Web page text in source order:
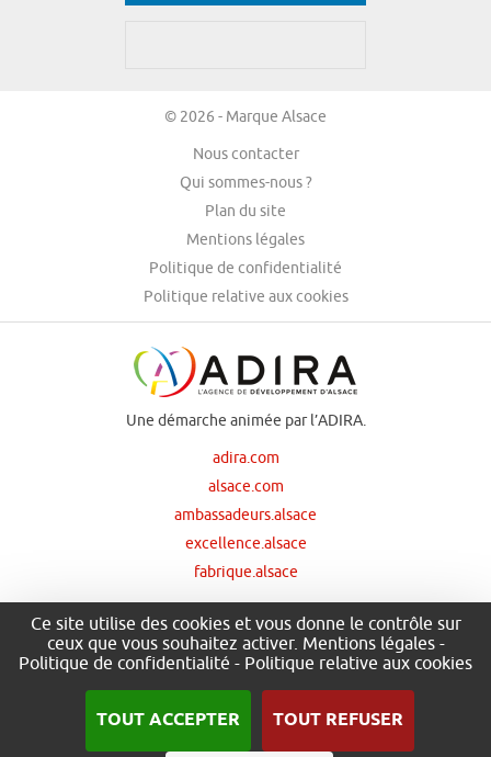
© 2026 - Marque Alsace
Nous contacter
Qui sommes-nous ?
Plan du site
Mentions légales
Politique de confidentialité
Politique relative aux cookies
Une démarche animée par l’ADIRA.
adira.com
alsace.com
ambassadeurs.alsace
excellence.alsace
fabrique.alsace
Nos principaux financeurs
Ce site utilise des cookies et vous donne le contrôle sur
ceux que vous souhaitez activer. Mentions légales-
Politique de confidentialité - Politique relative aux cookies
TOUT ACCEPTER TOUT REFUSER